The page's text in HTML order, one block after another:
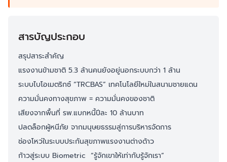
สารบัญประกอบ
สรุปสาระสำคัญ
แรงงานข้ามชาติ 5.3 ล้านคนยังอยู่นอกระบบกว่า 1 ล้าน
ระบบไบโอเมตริกซ์ “TRCBAS” เทคโนโลยีใหม่ในสนามชายแดน
ความมั่นคงทางสุขภาพ = ความมั่นคงของชาติ
เสียงจากพื้นที่ รพ.แบกหนี้ปีละ 10 ล้านบาท
ปลดล็อกผู้หนีภัย จากมนุษยธรรมสู่การบริหารจัดการ
ช่องโหว่ในระบบประกันสุขภาพแรงงานต่างด้าว
ก้าวสู่ระบบ Biometric “รู้จักเขาให้เท่ากับรู้จักเรา”